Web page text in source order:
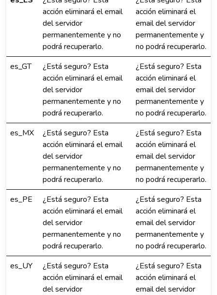
acción eliminará el email
del servidor
permanentemente y no
podrá recuperarlo.
acción eliminará el
email del servidor
permanentemente y
no podrá recuperarlo.
es_GT
¿Está seguro? Esta
acción eliminará el email
del servidor
permanentemente y no
podrá recuperarlo.
¿Está seguro? Esta
acción eliminará el
email del servidor
permanentemente y
no podrá recuperarlo.
es_MX
¿Está seguro? Esta
acción eliminará el email
del servidor
permanentemente y no
podrá recuperarlo.
¿Está seguro? Esta
acción eliminará el
email del servidor
permanentemente y
no podrá recuperarlo.
es_PE
¿Está seguro? Esta
acción eliminará el email
del servidor
permanentemente y no
podrá recuperarlo.
¿Está seguro? Esta
acción eliminará el
email del servidor
permanentemente y
no podrá recuperarlo.
es_UY
¿Está seguro? Esta
acción eliminará el email
del servidor
¿Está seguro? Esta
acción eliminará el
email del servidor